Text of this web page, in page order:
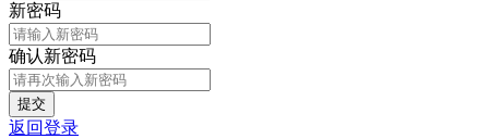
新密码
确认新密码
返回登录